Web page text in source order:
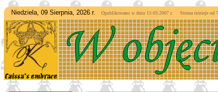
Niedziela, 09 Sierpnia, 2026 r. Opublikowano w dniu 13.03.2007 r. Strona istnieje od